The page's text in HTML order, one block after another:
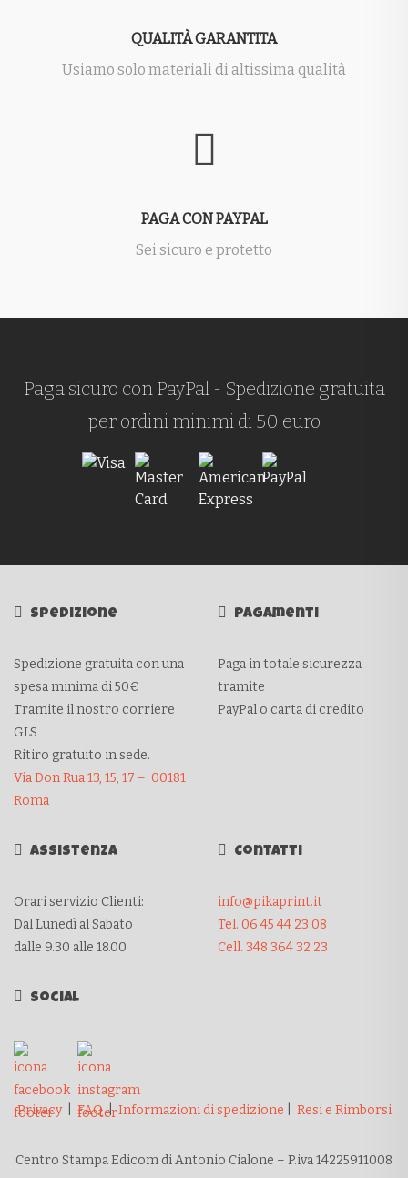
QUALITÀ GARANTITA
Usiamo solo materiali di altissima qualità
PAGA CON PAYPAL
Sei sicuro e protetto
Paga sicuro con PayPal - Spedizione gratuita
per ordini minimi di 50 euro
Spedizione
Spedizione gratuita con una
spesa minima di 50€
Tramite il nostro corriere
GLS
Ritiro gratuito in sede.
Via Don Rua 13, 15, 17 – 00181
Roma
Pagamenti
Paga in totale sicurezza
tramite
PayPal o carta di credito
Assistenza
Orari servizio Clienti:
Dal Lunedì al Sabato
dalle 9.30 alle 18.00
Contatti
info@pikaprint.it
Tel. 06 45 44 23 08
Cell. 348 364 32 23
Social
Privacy| FAQ|Informazioni di spedizione Resi e Rimborsi
Centro Stampa Edicom di Antonio Cialone – P.iva 14225911008